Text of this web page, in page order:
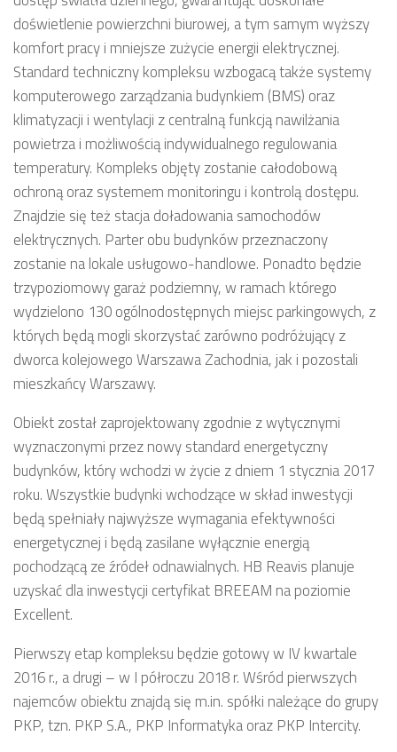
doświetlenie powierzchni biurowej, a tym samym wyższy
komfort pracy i mniejsze zużycie energii elektrycznej.
Standard techniczny kompleksu wzbogacą także systemy
komputerowego zarządzania budynkiem (BMS) oraz
klimatyzacji i wentylacji z centralną funkcją nawilżania
powietrza i możliwością indywidualnego regulowania
temperatury. Kompleks objęty zostanie całodobową
ochroną oraz systemem monitoringu i kontrolą dostępu.
Znajdzie się też stacja doładowania samochodów
elektrycznych. Parter obu budynków przeznaczony
zostanie na lokale usługowo-handlowe. Ponadto będzie
trzypoziomowy garaż podziemny, w ramach którego
wydzielono 130 ogólnodostępnych miejsc parkingowych, z
których będą mogli skorzystać zarówno podróżujący z
dworca kolejowego Warszawa Zachodnia, jak i pozostali
mieszkańcy Warszawy.
Obiekt został zaprojektowany zgodnie z wytycznymi
wyznaczonymi przez nowy standard energetyczny
budynków, który wchodzi w życie z dniem 1 stycznia 2017
roku. Wszystkie budynki wchodzące w skład inwestycji
będą spełniały najwyższe wymagania efektywności
energetycznej i będą zasilane wyłącznie energią
pochodzącą ze źródeł odnawialnych. HB Reavis planuje
uzyskać dla inwestycji certyfikat BREEAM na poziomie
Excellent.
Pierwszy etap kompleksu będzie gotowy w IV kwartale
2016 r., a drugi – w I półroczu 2018 r. Wśród pierwszych
najemców obiektu znajdą się m.in. spółki należące do grupy
PKP, tzn. PKP S.A., PKP Informatyka oraz PKP Intercity.